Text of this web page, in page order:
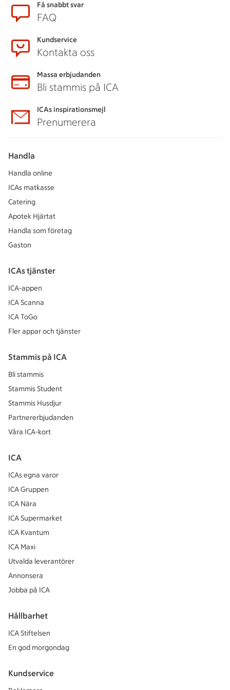
Få snabbt svar
FAQ
Kundservice
Kontakta oss
Massa erbjudanden
Bli stammis på ICA
ICAs inspirationsmejl
Prenumerera
Handla
Handla online
ICAs matkasse
Catering
Apotek Hjärtat
Handla som företag
Gaston
ICAs tjänster
ICA-appen
ICA Scanna
ICA ToGo
Fler appar och tjänster
Stammis på ICA
Bli stammis
Stammis Student
Stammis Husdjur
Partnererbjudanden
Våra ICA-kort
ICA
ICAs egna varor
ICA Gruppen
ICA Nära
ICA Supermarket
ICA Kvantum
ICA Maxi
Utvalda leverantörer
Annonsera
Jobba på ICA
Hållbarhet
ICA Stiftelsen
En god morgondag
Kundservice